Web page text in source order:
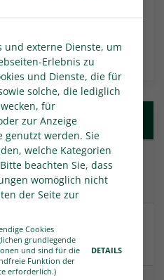
FC Gütersloh will
und Junioren
und externe Dienste, um
Erlebnis zu
und Dienste, die für
solche, die lediglich
für
zur Anzeige
genutzt werden. Sie
welche Kategorien
beachten Sie, dass
womöglich nicht
der Seite zur
Cookies
grundlegende
und sind für die
Funktion der
erforderlich.)
DETAILS